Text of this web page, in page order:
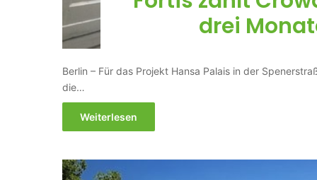
drei
Berlin – Für das Projekt Hansa Palais in der
die…
Weiterlesen